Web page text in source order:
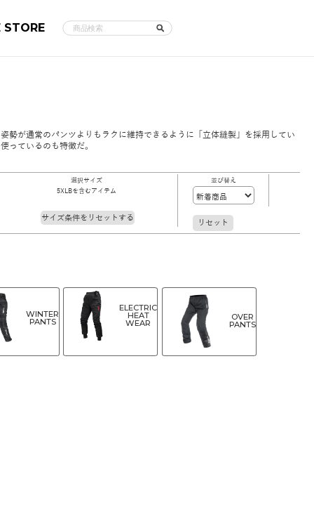
STORE
勢が通常のパンツよりもラクに維持できるように「立体縫製」を採用してい
っているのも特徴だ。
選択サイズ
5XLBを含むアイテム
サイズ条件をリセットする
並び替え
リセット
WINTER
PANTS
ELECTRIC
HEAT
WEAR
OVER
PANTS